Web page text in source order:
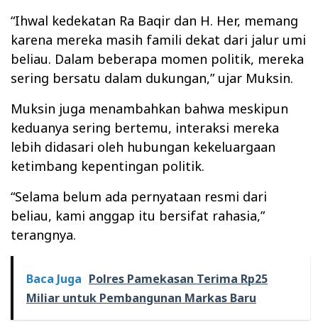
“Ihwal kedekatan Ra Baqir dan H. Her, memang
karena mereka masih famili dekat dari jalur umi
beliau. Dalam beberapa momen politik, mereka
sering bersatu dalam dukungan,” ujar Muksin.
Muksin juga menambahkan bahwa meskipun
keduanya sering bertemu, interaksi mereka
lebih didasari oleh hubungan kekeluargaan
ketimbang kepentingan politik.
“Selama belum ada pernyataan resmi dari
beliau, kami anggap itu bersifat rahasia,”
terangnya.
Baca Juga Polres Pamekasan Terima Rp25
Miliar untuk Pembangunan Markas Baru